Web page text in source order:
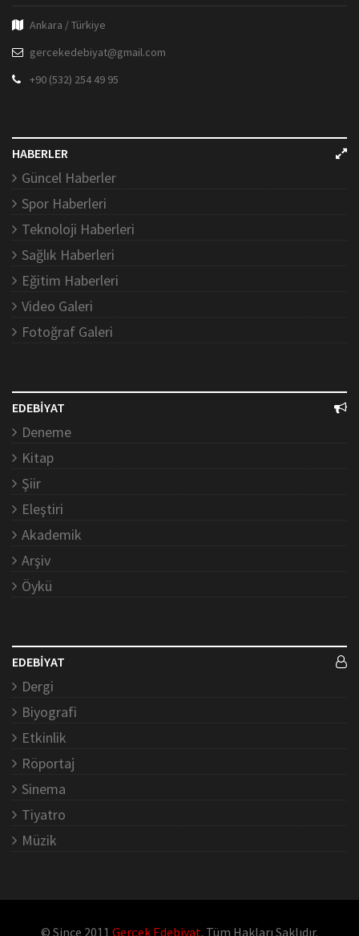
Ankara / Türkiye
gercekedebiyat@gmail.com
+90 (532) 254 49 95
HABERLER
Güncel Haberler
Spor Haberleri
Teknoloji Haberleri
Sağlık Haberleri
Eğitim Haberleri
Video Galeri
Fotoğraf Galeri
EDEBİYAT
Deneme
Kitap
Şiir
Eleştiri
Akademik
Arşiv
Öykü
EDEBİYAT
Dergi
Biyografi
Etkinlik
Röportaj
Sinema
Tiyatro
Müzik
© Since 2011 Gerçek Edebiyat. Tüm Hakları Saklıdır.